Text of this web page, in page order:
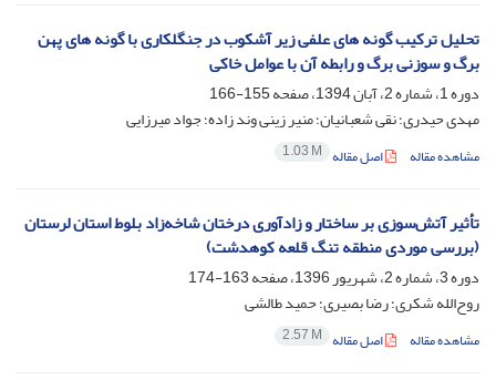
تحلیل ترکیب گونه های علفی زیر آشکوب در جنگلکاری با گونه های پهن
برگ و سوزنی برگ و رابطه آن با عوامل خاکی
دوره 1، شماره 2، آبان 1394، صفحه
155-166
مهدی حیدری؛ نقی شعبانیان؛ منیر زینی وند زاده؛ جواد میرزایی
مشاهده مقاله اصل مقاله 1.03 M
تأثیر آتش‌سوزی بر ساختار و زاد‌آوری درختان شاخه‌زاد بلوط استان لرستان
(بررسی موردی منطقه تنگ قلعه کوهدشت)
دوره 3، شماره 2، شهریور 1396، صفحه
163-174
روح‌الله شکری؛ رضا بصیری؛ حمید طالشی
مشاهده مقاله اصل مقاله 2.57 M